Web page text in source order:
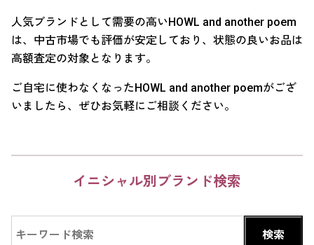
人気ブランドとして需要の高いHOWL and another poem
は、中古市場でも評価が安定しており、状態の良いお品は
高額査定の対象となります。
ご自宅に使わなくなったHOWL and another poemがござ
いましたら、ぜひお気軽にご相談ください。
イニシャル別ブランド検索